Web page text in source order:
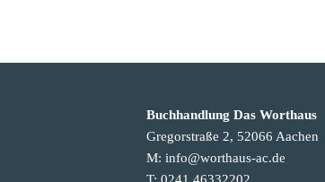
Buchhandlung Das Worthaus
Gregorstraße 2, 52066 Aachen
M: info@worthaus-ac.de
T: 0241 46332202